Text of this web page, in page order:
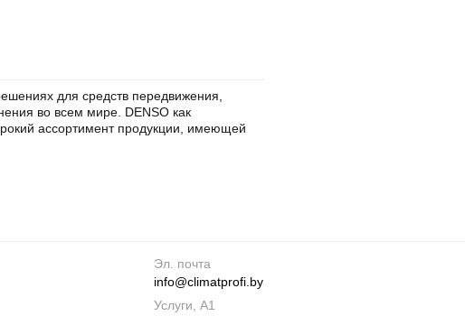
для средств передвижения,
во всем мире. DENSO как
ассортимент продукции, имеющей
Эл. почта
info@climatprofi.by
Услуги, А1